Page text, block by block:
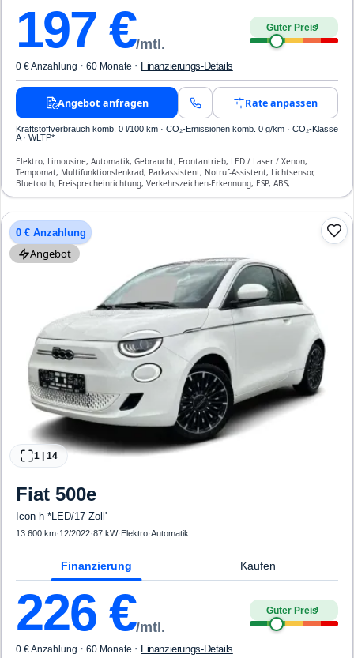
197 €/mtl.
Guter Preis4
0 € Anzahlung · 60 Monate · Finanzierungs-Details
Angebot anfragen Rate anpassen
Kraftstoffverbrauch komb. 0 l/100 km · CO₂-Emissionen komb. 0 g/km · CO₂-Klasse
A · WLTP*
Elektro, Limousine, Automatik, Gebraucht, Frontantrieb, LED / Laser / Xenon,
Tempomat, Multifunktionslenkrad, Parkassistent, Notruf-Assistent, Lichtsensor,
Bluetooth, Freisprecheinrichtung, Verkehrszeichen-Erkennung, ESP, ABS,
Klimaanlage, Front- und Seiten-Airbags
0 € Anzahlung
Angebot
1 14
Fiat 500e
Icon h *LED/17 Zoll'
13.600 km· 12/2022·87 kW· Elektro·Automatik
Finanzierung Kaufen
226 €/mtl.
Guter Preis4
0 € Anzahlung · 60 Monate · Finanzierungs-Details